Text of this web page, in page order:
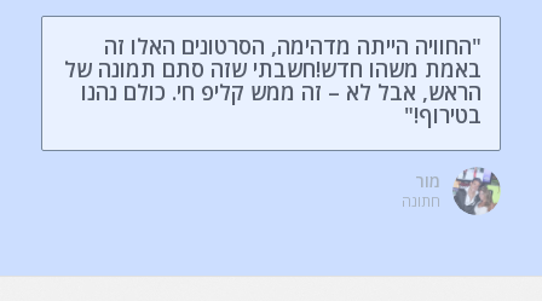
"החוויה הייתה מדהימה, הסרטונים האלו זה
באמת משהו חדש!חשבתי שזה סתם תמונה של
הראש, אבל לא – זה ממש קליפ חי. כולם נהנו
בטירוף!"
מור
חתונה
"איך שראיתי את זה ידעתי שבבר מצווה שלי אני
חייב שזה יהיה. העלנו את הסרטונים לפייסבוק
ועושים תחרות לייקים עם החברים!"
יובל
בר מצווה